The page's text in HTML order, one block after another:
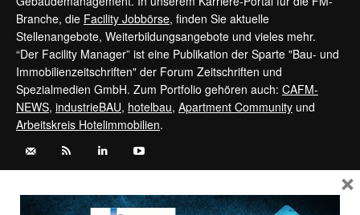
Branche, die Facility Jobbörse, finden Sie aktuelle
Stellenangebote, Weiterbildungsangebote und vieles mehr.
“Der Facility Manager” ist eine Publikation der Sparte "Bau- und
Immobilienzeitschriften" der Forum Zeitschriften und
Spezialmedien GmbH. Zum Portfolio gehören auch: CAFM-
NEWS, industrieBAU, hotelbau, Apartment Community und
Arbeitskreis Hotelimmobilien.
Kontaktieren Sie uns:service@forum-zeitschriften.de ×